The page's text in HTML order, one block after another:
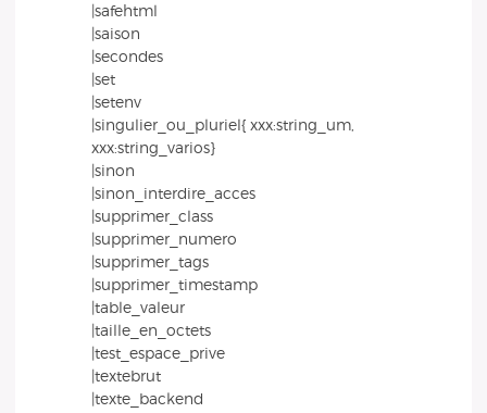
|safehtml
|saison
|secondes
|set
|setenv
|singulier_ou_pluriel{ xxx:string_um,
xxx:string_varios}
|sinon
|sinon_interdire_acces
|supprimer_class
|supprimer_numero
|supprimer_tags
|supprimer_timestamp
|table_valeur
|taille_en_octets
|test_espace_prive
|textebrut
|texte_backend